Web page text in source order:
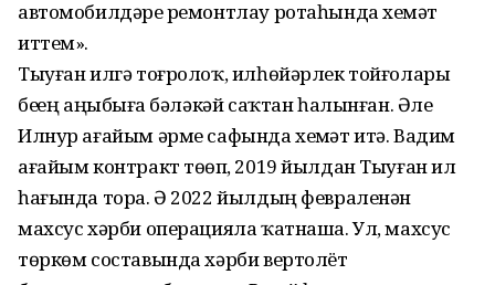
автомобилдәрҙе ремонтлау ротаһында хеҙмәт
иттем».
Тыуған илгә тоғролоҡ, илһөйәрлек тойғолары
беҙҙең аңыбыҙға бәләкәй саҡтан һалынған. Әле
Илнур ағайым әрме сафында хеҙмәт итә. Вадим
ағайым контракт төҙөп, 2019 йылдан Тыу­ған ил
һағында тора. Ә 2022 йылдың февраленән
махсус хәрби операцияла ҡатнаша. Ул, махсус
төркөм составында хәрби вертолёт